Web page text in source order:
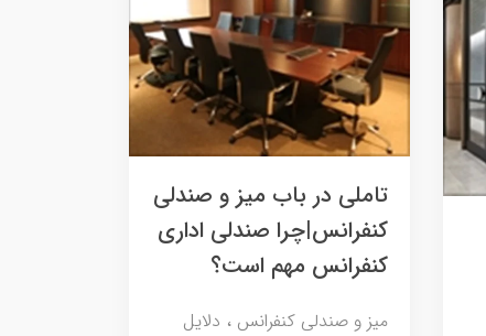
تاملی در باب میز و صندلی
کنفرانس|چرا صندلی اداری
کنفرانس مهم است؟
میز و صندلی کنفرانس ، دلایل